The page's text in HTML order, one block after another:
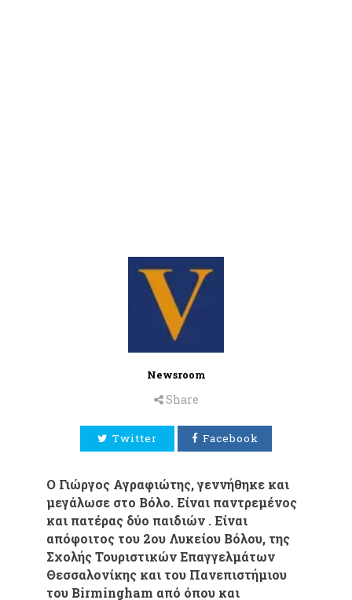
Newsroom
Share
Twitter Facebook
Ο Γιώργος Αγραφιώτης, γεννήθηκε και
μεγάλωσε στο Βόλο. Είναι παντρεμένος
και πατέρας δύο παιδιών . Είναι
απόφοιτος του 2ου Λυκείου Βόλου, της
Σχολής Τουριστικών Επαγγελμάτων
Θεσσαλονίκης και του Πανεπιστήμιου
του Birmingham από όπου και